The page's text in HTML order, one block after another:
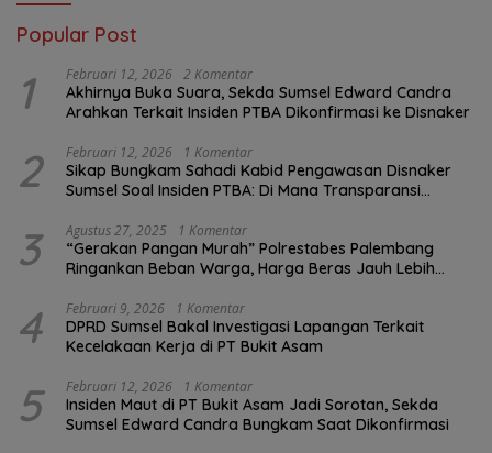
Popular Post
1 Februari 12, 2026 2 Komentar
Akhirnya Buka Suara, Sekda Sumsel Edward Candra
Arahkan Terkait Insiden PTBA Dikonfirmasi ke Disnaker
2 Februari 12, 2026 1 Komentar
Sikap Bungkam Sahadi Kabid Pengawasan Disnaker
Sumsel Soal Insiden PTBA: Di Mana Transparansi
3 Agustus 27, 2025 1 Komentar
“Gerakan Pangan Murah” Polrestabes Palembang
Ringankan Beban Warga, Harga Beras Jauh Lebih
4 Februari 9, 2026 1 Komentar
DPRD Sumsel Bakal Investigasi Lapangan Terkait
Kecelakaan Kerja di PT Bukit Asam
5 Februari 12, 2026 1 Komentar
Insiden Maut di PT Bukit Asam Jadi Sorotan, Sekda
Sumsel Edward Candra Bungkam Saat Dikonfirmasi